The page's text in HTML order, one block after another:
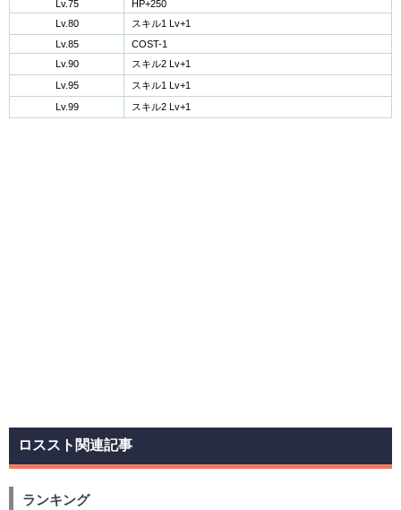
Lv.75
HP+250
Lv.80
スキル1 Lv+1
Lv.85
COST-1
Lv.90
スキル2 Lv+1
Lv.95
スキル1 Lv+1
Lv.99
スキル2 Lv+1
ロススト関連記事
ランキング